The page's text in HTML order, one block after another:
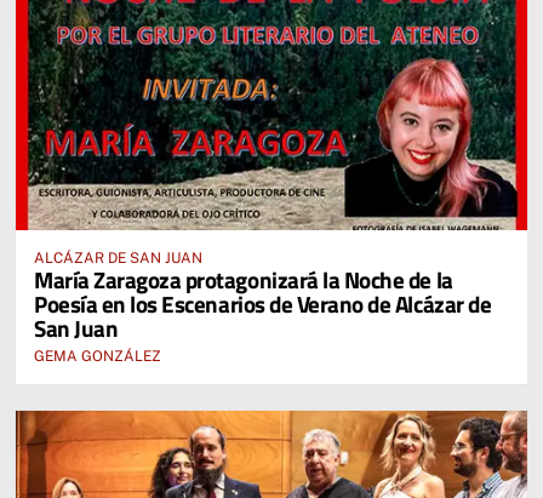
ALCÁZAR DE SAN JUAN
María Zaragoza protagonizará la Noche de la
Poesía en los Escenarios de Verano de Alcázar de
San Juan
GEMA GONZÁLEZ